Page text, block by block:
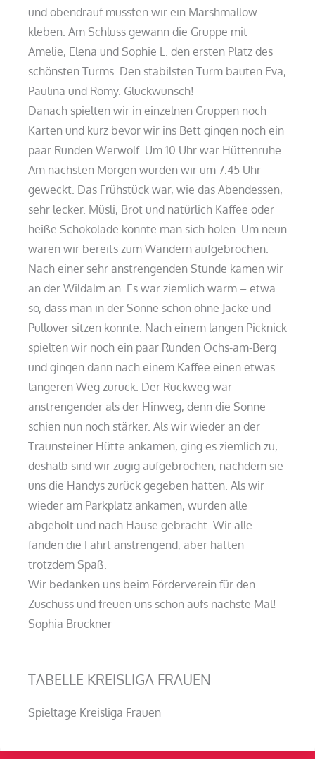
und obendrauf mussten wir ein Marshmallow
kleben. Am Schluss gewann die Gruppe mit
Amelie, Elena und Sophie L. den ersten Platz des
schönsten Turms. Den stabilsten Turm bauten Eva,
Paulina und Romy. Glückwunsch!
Danach spielten wir in einzelnen Gruppen noch
Karten und kurz bevor wir ins Bett gingen noch ein
paar Runden Werwolf. Um 10 Uhr war Hüttenruhe.
Am nächsten Morgen wurden wir um 7:45 Uhr
geweckt. Das Frühstück war, wie das Abendessen,
sehr lecker. Müsli, Brot und natürlich Kaffee oder
heiße Schokolade konnte man sich holen. Um neun
waren wir bereits zum Wandern aufgebrochen.
Nach einer sehr anstrengenden Stunde kamen wir
an der Wildalm an. Es war ziemlich warm – etwa
so, dass man in der Sonne schon ohne Jacke und
Pullover sitzen konnte. Nach einem langen Picknick
spielten wir noch ein paar Runden Ochs-am-Berg
und gingen dann nach einem Kaffee einen etwas
längeren Weg zurück. Der Rückweg war
anstrengender als der Hinweg, denn die Sonne
schien nun noch stärker. Als wir wieder an der
Traunsteiner Hütte ankamen, ging es ziemlich zu,
deshalb sind wir zügig aufgebrochen, nachdem sie
uns die Handys zurück gegeben hatten. Als wir
wieder am Parkplatz ankamen, wurden alle
abgeholt und nach Hause gebracht. Wir alle
fanden die Fahrt anstrengend, aber hatten
trotzdem Spaß.
Wir bedanken uns beim Förderverein für den
Zuschuss und freuen uns schon aufs nächste Mal!
Sophia Bruckner
TABELLE KREISLIGA FRAUEN
Spieltage Kreisliga Frauen